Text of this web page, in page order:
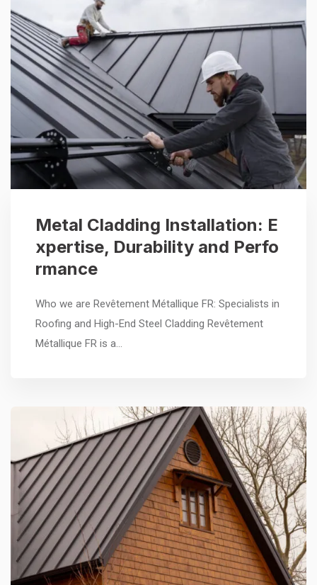
Metal Cladding Installation: E
xpertise, Durability and Perfo
rmance
Who we are Revêtement Métallique FR: Specialists in
Roofing and High-End Steel Cladding Revêtement
Métallique FR is a…